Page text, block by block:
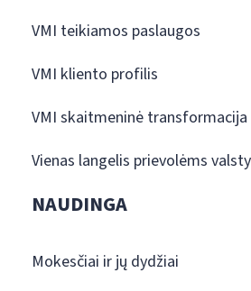
VMI teikiamos paslaugos
VMI kliento profilis
VMI skaitmeninė transformacija
Vienas langelis prievolėms
NAUDINGA
Mokesčiai ir jų dydžiai